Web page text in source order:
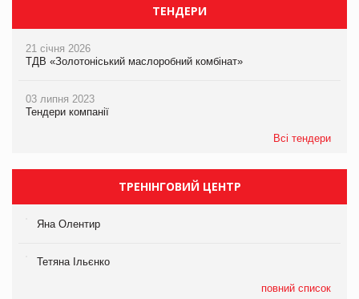
ТЕНДЕРИ
21 січня 2026
ТДВ «Золотоніський маслоробний комбінат»
03 липня 2023
Тендери компанії
Всі тендери
ТРЕНІНГОВИЙ ЦЕНТР
Яна Олентир
Тетяна Ільєнко
повний список